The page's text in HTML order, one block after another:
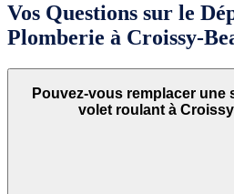
Vos Questions sur le
Plomberie à Croissy-
Pouvez-vous remplacer une
volet roulant à